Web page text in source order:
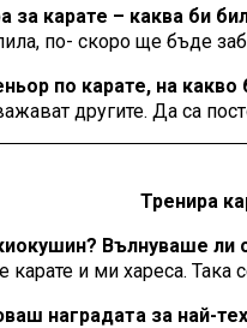
за карате – каква би
по- скоро ще бъде
по карате, на
другите. Да са
Тренира
Вълнуваше ли
и ми хареса. Така
наградата за най-